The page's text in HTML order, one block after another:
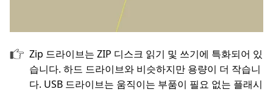
Zip 드라이브는 ZIP 디스크 읽기 및 쓰기에 특화되어 있
습니다. 하드 드라이브와 비슷하지만 용량이 더 작습니
다. USB 드라이브는 움직이는 부품이 필요 없는 플래시